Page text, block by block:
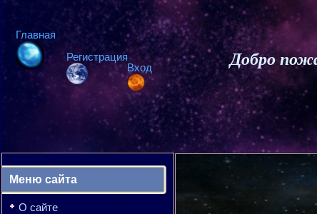
Главная
Регистрация
Вход
Добро
Меню сайта
О сайте